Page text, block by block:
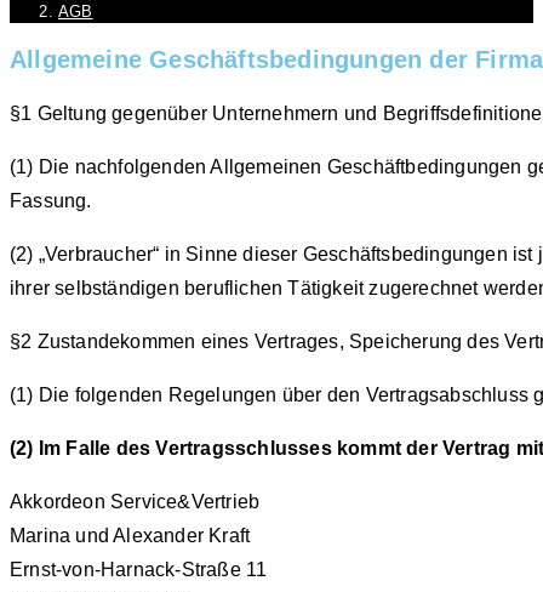
AGB
Allgemeine Geschäftsbedingungen der
§1 Geltung gegenüber Unternehmern und
(1) Die nachfolgenden Allgemeinen Geschäftbedingungen
Fassung.
(2) „Verbraucher“ in Sinne dieser Geschäftsbedingungen
ihrer selbständigen beruflichen Tätigkeit zugerechnet
§2 Zustandekommen eines Vertrages, Speicherung des
(1) Die folgenden Regelungen über den Vertragsabschluss
(2) Im Falle des Vertragsschlusses kommt der Vertrag
Akkordeon Service&Vertrieb
Marina und Alexander Kraft
Ernst-von-Harnack-Straße 11